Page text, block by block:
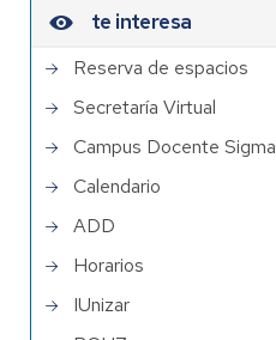
te interesa
Reserva de espacios
Secretaría Virtual
Campus Docente Sigma
Calendario
ADD
Horarios
IUnizar